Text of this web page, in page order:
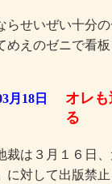
せいぜい十分の
めえのゼニで看
月18日
オレ
る
は３月１６日、
」に対して出版禁